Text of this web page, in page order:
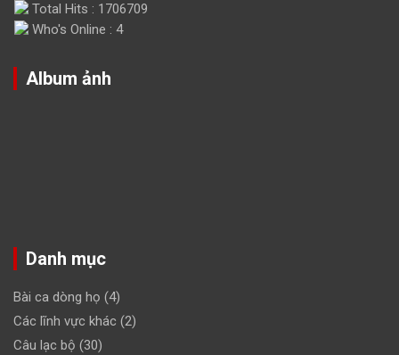
Total Hits : 1706709
Who's Online : 4
Album ảnh
Danh mục
Bài ca dòng họ (4)
Các lĩnh vực khác (2)
Câu lạc bộ (30)